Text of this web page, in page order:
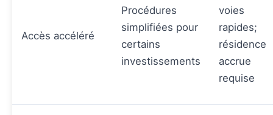
Accès accéléré
Procédures
simplifiées pour
certains
investissements
voies
rapides;
résidence
accrue
requise